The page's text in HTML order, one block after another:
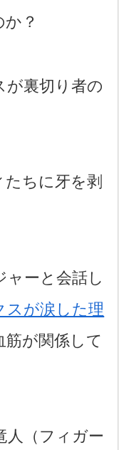
？
が裏切り者の
ちに牙を剥
ャーと会話し
スが涙した理
が関係して
人（フィガー